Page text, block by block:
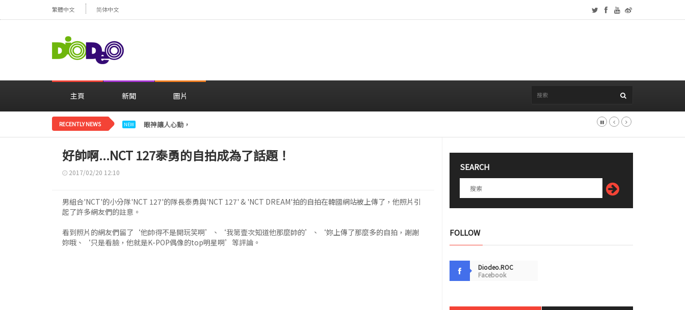
繁體中文 简体中文
主頁 新聞 圖片
RECENTLY NEWS NEW 眼神讓人心動，美貌閃耀……安宥真，就算瞪着看也很漂亮呢
好帥啊...NCT 127泰勇的自拍成為了話題！
2017/02/20 12:10
男組合'NCT'的小分隊'NCT 127'的隊長泰勇與'NCT 127' & 'NCT DREAM'拍的自拍在韓國網站被上傳了，他照片引
起了許多網友們的註意。
看到照片的網友們留了‘他帥得不是開玩笑啊’、‘我第壹次知道他那麼帥的’、‘妳上傳了那麼多的自拍，謝謝
妳哦、‘只是看臉，他就是K-POP偶像的top明星啊’等評論。
SEARCH
FOLLOW
Diodeo.ROC
Facebook